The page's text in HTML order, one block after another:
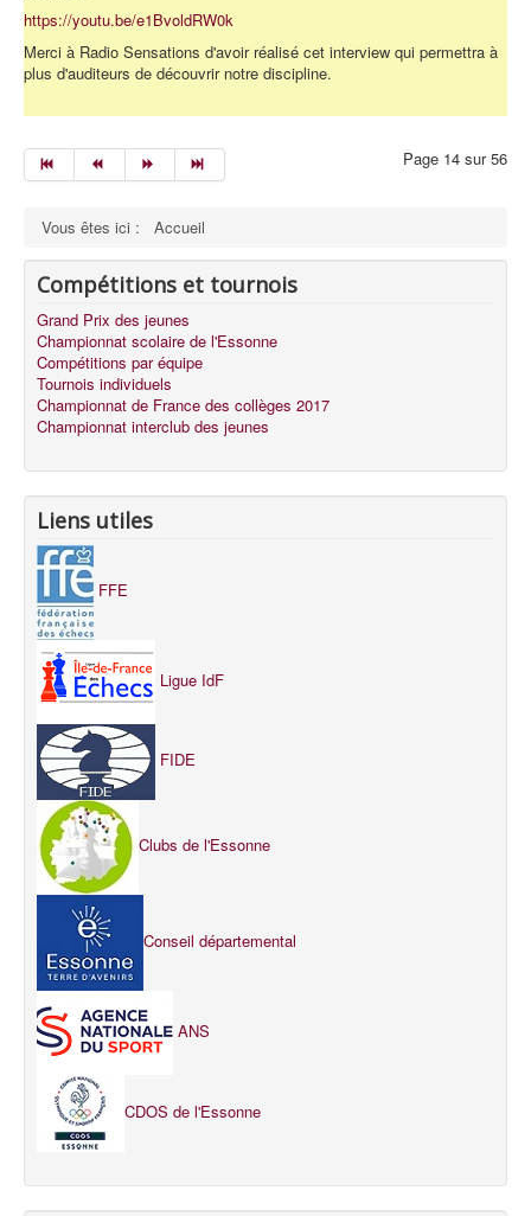
https://youtu.be/e1BvoldRW0k
Merci à Radio Sensations d'avoir réalisé cet interview qui permettra à
plus d'auditeurs de découvrir notre discipline.
Page 14 sur 56
Vous êtes ici : Accueil
Compétitions et tournois
Grand Prix des jeunes
Championnat scolaire de l'Essonne
Compétitions par équipe
Tournois individuels
Championnat de France des collèges 2017
Championnat interclub des jeunes
Liens utiles
FFE
Ligue IdF
FIDE
Clubs de l'Essonne
Conseil départemental
ANS
CDOS de l'Essonne